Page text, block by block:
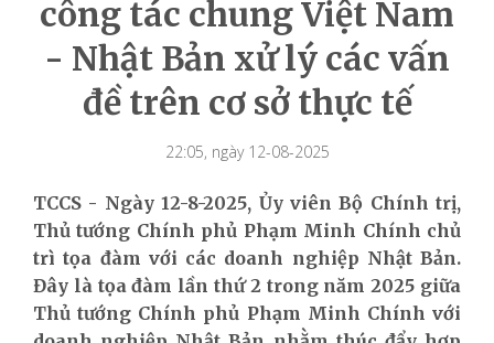
công tác chung Việt Nam
- Nhật Bản xử lý các vấn
đề trên cơ sở thực tế
22:05, ngày 12-08-2025
TCCS - Ngày 12-8-2025, Ủy viên Bộ Chính trị,
Thủ tướng Chính phủ Phạm Minh Chính chủ
trì tọa đàm với các doanh nghiệp Nhật Bản.
Đây là tọa đàm lần thứ 2 trong năm 2025 giữa
Thủ tướng Chính phủ Phạm Minh Chính với